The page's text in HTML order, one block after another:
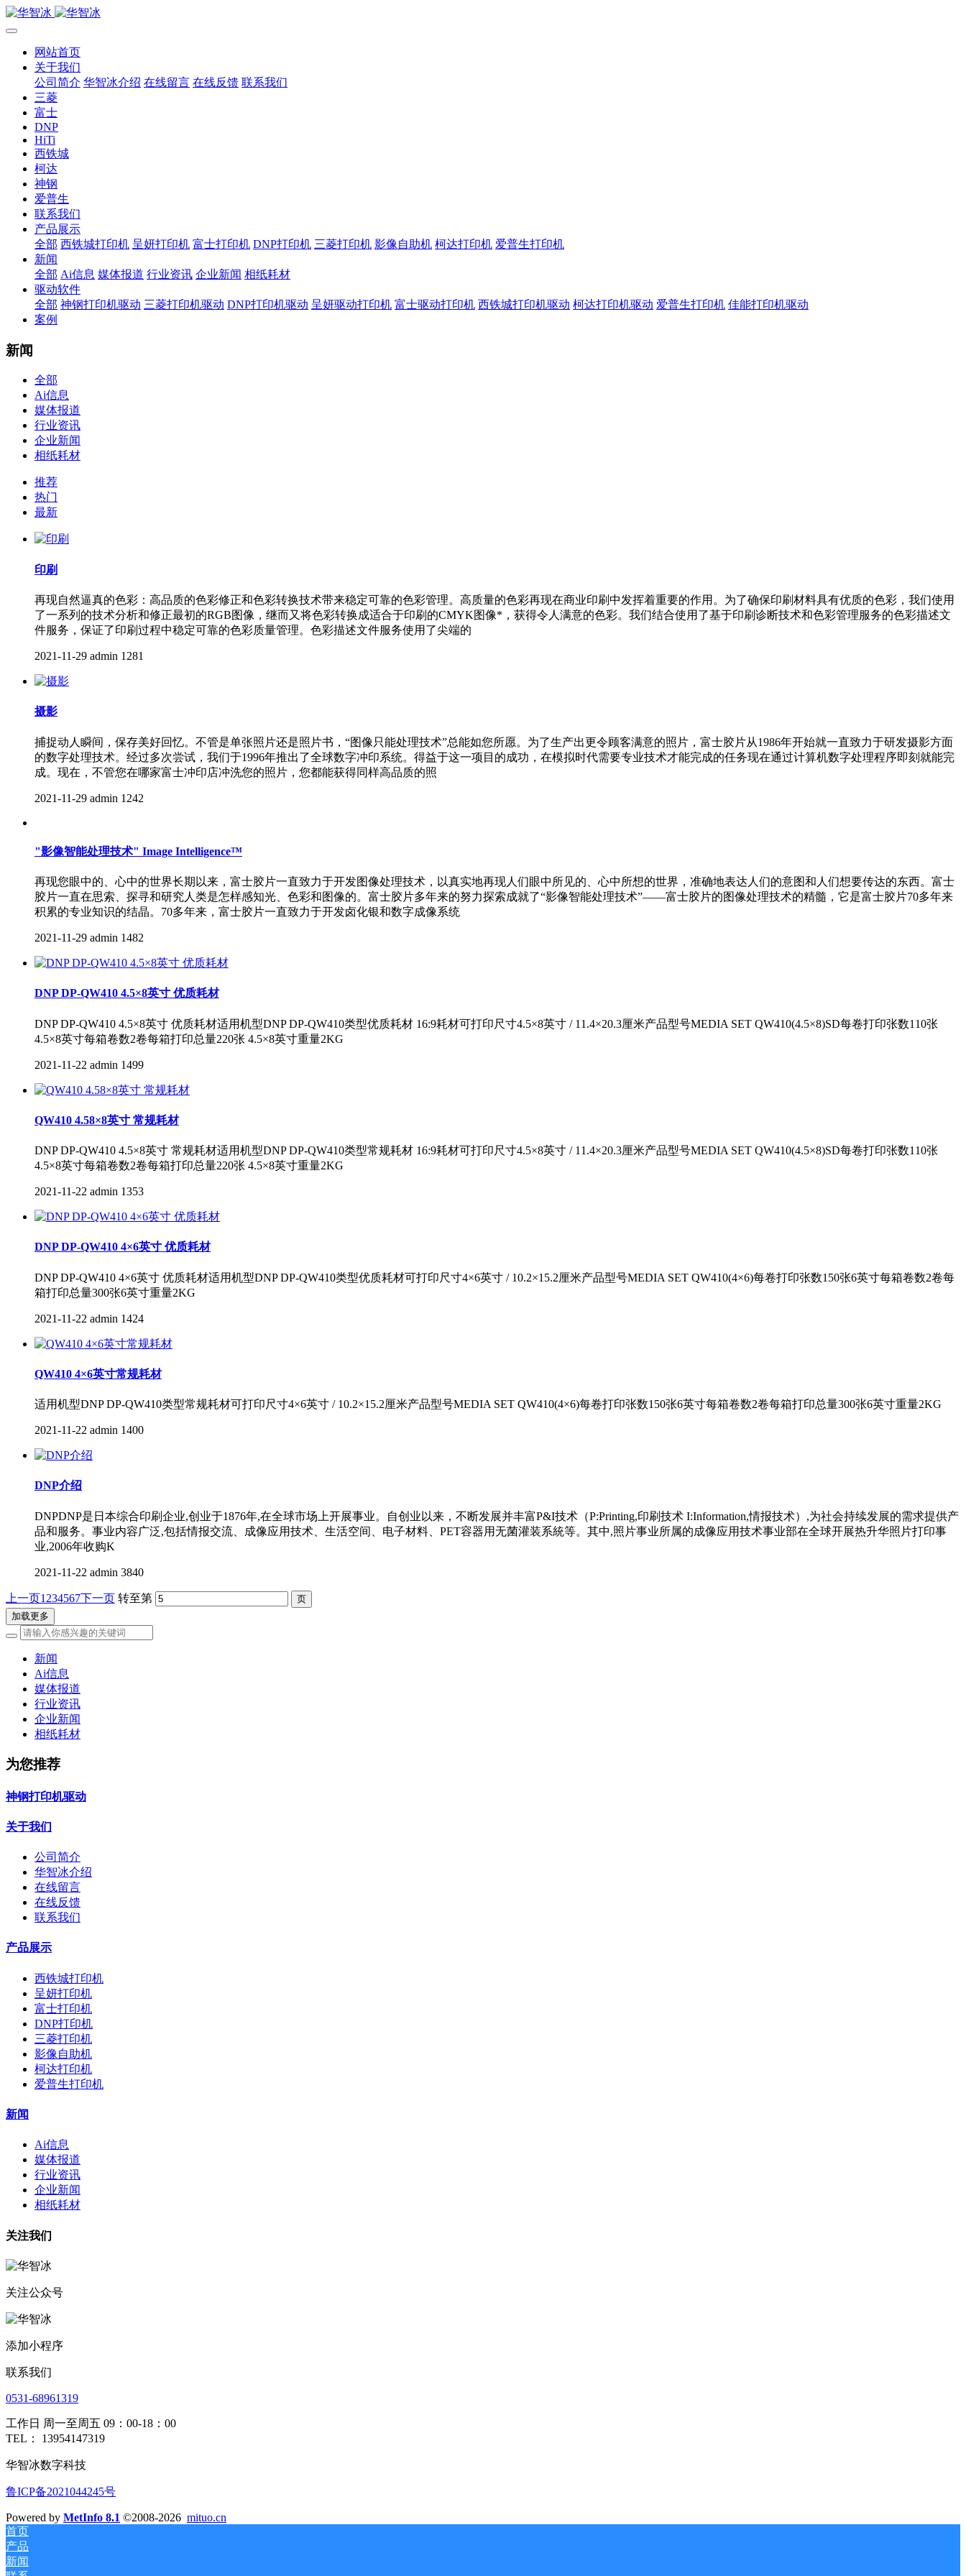
网站首页
关于我们
公司简介 华智冰介绍 在线留言 在线反馈 联系我们
三菱
富士
DNP
HiTi
西铁城
柯达
神钢
爱普生
联系我们
产品展示
全部 西铁城打印机 呈妍打印机 富士打印机 DNP打印机 三菱打印机 影像自助机 柯达打印机 爱普生打印机
新闻
全部 Ai信息 媒体报道 行业资讯 企业新闻 相纸耗材
驱动软件
全部 神钢打印机驱动 三菱打印机驱动 DNP打印机驱动 呈妍驱动打印机 富士驱动打印机 西铁城打印机驱动 柯达打印机驱动 爱普生打印机 佳能打印机驱动
案例
新闻
全部
Ai信息
媒体报道
行业资讯
企业新闻
相纸耗材
推荐
热门
最新
印刷
再现自然逼真的色彩：高品质的色彩修正和色彩转换技术带来稳定可靠的色彩管理。高质量的色彩再现在商业印刷中发挥着重要的作用。为了确保印刷材料具有优质的色彩，我们使用
了一系列的技术分析和修正最初的RGB图像，继而又将色彩转换成适合于印刷的CMYK图像*，获得令人满意的色彩。我们结合使用了基于印刷诊断技术和色彩管理服务的色彩描述文
件服务，保证了印刷过程中稳定可靠的色彩质量管理。色彩描述文件服务使用了尖端的
2021-11-29 admin 1281
摄影
捕捉动人瞬间，保存美好回忆。不管是单张照片还是照片书，“图像只能处理技术”总能如您所愿。为了生产出更令顾客满意的照片，富士胶片从1986年开始就一直致力于研发摄影方面
的数字处理技术。经过多次尝试，我们于1996年推出了全球数字冲印系统。得益于这一项目的成功，在模拟时代需要专业技术才能完成的任务现在通过计算机数字处理程序即刻就能完
成。现在，不管您在哪家富士冲印店冲洗您的照片，您都能获得同样高品质的照
2021-11-29 admin 1242
"影像智能处理技术" Image Intelligence™
再现您眼中的、心中的世界长期以来，富士胶片一直致力于开发图像处理技术，以真实地再现人们眼中所见的、心中所想的世界，准确地表达人们的意图和人们想要传达的东西。富士
胶片一直在思索、探寻和研究人类是怎样感知光、色彩和图像的。富士胶片多年来的努力探索成就了“影像智能处理技术”——富士胶片的图像处理技术的精髓，它是富士胶片70多年来
积累的专业知识的结晶。70多年来，富士胶片一直致力于开发卤化银和数字成像系统
2021-11-29 admin 1482
DNP DP-QW410 4.5×8英寸 优质耗材
DNP DP-QW410 4.5×8英寸 优质耗材适用机型DNP DP-QW410类型优质耗材 16:9耗材可打印尺寸4.5×8英寸 / 11.4×20.3厘米产品型号MEDIA SET QW410(4.5×8)SD每卷打印张数110张
4.5×8英寸每箱卷数2卷每箱打印总量220张 4.5×8英寸重量2KG
2021-11-22 admin 1499
QW410 4.58×8英寸 常规耗材
DNP DP-QW410 4.5×8英寸 常规耗材适用机型DNP DP-QW410类型常规耗材 16:9耗材可打印尺寸4.5×8英寸 / 11.4×20.3厘米产品型号MEDIA SET QW410(4.5×8)SD每卷打印张数110张
4.5×8英寸每箱卷数2卷每箱打印总量220张 4.5×8英寸重量2KG
2021-11-22 admin 1353
DNP DP-QW410 4×6英寸 优质耗材
DNP DP-QW410 4×6英寸 优质耗材适用机型DNP DP-QW410类型优质耗材可打印尺寸4×6英寸 / 10.2×15.2厘米产品型号MEDIA SET QW410(4×6)每卷打印张数150张6英寸每箱卷数2卷每
箱打印总量300张6英寸重量2KG
2021-11-22 admin 1424
QW410 4×6英寸常规耗材
适用机型DNP DP-QW410类型常规耗材可打印尺寸4×6英寸 / 10.2×15.2厘米产品型号MEDIA SET QW410(4×6)每卷打印张数150张6英寸每箱卷数2卷每箱打印总量300张6英寸重量2KG
2021-11-22 admin 1400
DNP介绍
DNPDNP是日本综合印刷企业,创业于1876年,在全球市场上开展事业。自创业以来，不断发展并丰富P&I技术（P:Printing,印刷技术 I:Information,情报技术）,为社会持续发展的需求提供产
品和服务。事业内容广泛,包括情报交流、成像应用技术、生活空间、电子材料、PET容器用无菌灌装系統等。其中,照片事业所属的成像应用技术事业部在全球开展热升华照片打印事
业,2006年收购K
2021-11-22 admin 3840
上一页1 234567下一页 转至第
加载更多
新闻
Ai信息
媒体报道
行业资讯
企业新闻
相纸耗材
为您推荐
神钢打印机驱动
关于我们
公司简介
华智冰介绍
在线留言
在线反馈
联系我们
产品展示
西铁城打印机
呈妍打印机
富士打印机
DNP打印机
三菱打印机
影像自助机
柯达打印机
爱普生打印机
新闻
Ai信息
媒体报道
行业资讯
企业新闻
相纸耗材
关注我们
关注公众号
添加小程序
联系我们
0531-68961319
工作日 周一至周五 09：00-18：00
TEL： 13954147319
华智冰数字科技
鲁ICP备2021044245号
Powered by MetInfo 8.1 ©2008-2026 mituo.cn
首页
产品
新闻